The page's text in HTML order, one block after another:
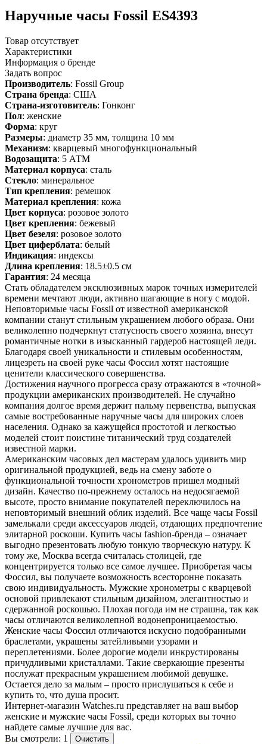
Наручные часы Fossil ES4393
Товар отсутствует
Характеристики
Информация о бренде
Задать вопрос
Производитель: Fossil Group
Страна бренда: США
Страна-изготовитель: Гонконг
Пол: женские
Форма: круг
Размеры: диаметр 35 мм, толщина 10 мм
Механизм: кварцевый многофункциональный
Водозащита: 5 АТМ
Материал корпуса: сталь
Стекло: минеральное
Тип крепления: ремешок
Материал крепления: кожа
Цвет корпуса: розовое золото
Цвет крепления: бежевый
Цвет безеля: розовое золото
Цвет циферблата: белый
Индикация: индексы
Длина крепления: 18.5±0.5 см
Гарантия: 24 месяца
Стать обладателем эксклюзивных марок точных измерителей
времени мечтают люди, активно шагающие в ногу с модой.
Неповторимые часы Fossil от известной американской
компании станут стильным украшением любого образа. Они
великолепно подчеркнут статусность своего хозяина, внесут
романтичные нотки в изысканный гардероб настоящей леди.
Благодаря своей уникальности и стилевым особенностям,
лицезреть на своей руке часы Фоссил хотят настоящие
ценители классического совершенства.
Достижения научного прогресса сразу отражаются в «точной»
продукции американских производителей. Не случайно
компания долгое время держит пальму первенства, выпуская
самые востребованные наручные часы для широких слоев
населения. Однако за кажущейся простотой и легкостью
моделей стоит поистине титанический труд создателей
известной марки.
Американским часовых дел мастерам удалось удивить мир
оригинальной продукцией, ведь на смену заботе о
функциональной точности хронометров пришел модный
дизайн. Качество по-прежнему осталось на недосягаемой
высоте, просто внимание покупателей переключилось на
неповторимый внешний облик изделий. Все чаще часы Fossil
замелькали среди аксессуаров людей, отдающих предпочтение
элитарной роскоши. Купить часы fashion-бренда – означает
выгодно презентовать любую тонкую творческую натуру. К
тому же, Москва всегда считалась столицей, где
концентрируется только все самое лучшее. Приобретая часы
Фоссил, вы получаете возможность всесторонне показать
свою индивидуальность. Мужские хронометры с кварцевой
основой привлекают стильным дизайном, элегантностью и
сдержанной роскошью. Плохая погода им не страшна, так как
часы отличаются великолепной водонепроницаемостью.
Женские часы Фоссил отличаются искусно подобранными
браслетами, украшены затейливыми узорами и
переплетениями. Более дорогие модели инкрустированы
причудливыми кристаллами. Такие сверкающие презенты
послужат прекрасным украшением любимой девушке.
Остается дело за малым – просто прислушаться к себе и
купить то, что душа просит.
Интернет-магазин Watches.ru представляет на ваш выбор
женские и мужские часы Fossil, среди которых вы точно
найдете самые лучшие для вас.
Вы смотрели: 1
Очистить